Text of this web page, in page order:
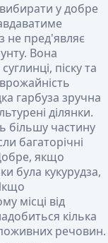
у добре
не пред'являє
Вона
піску та
гарбуза зручна
ділянки.
більшу частину
багаторічні
якщо
була кукурудза,
місці від
кілька
речовин.